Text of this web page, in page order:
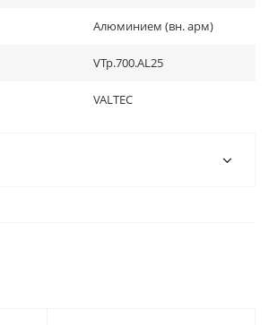
Алюминием (вн. арм)
VTp.700.AL25
VALTEC